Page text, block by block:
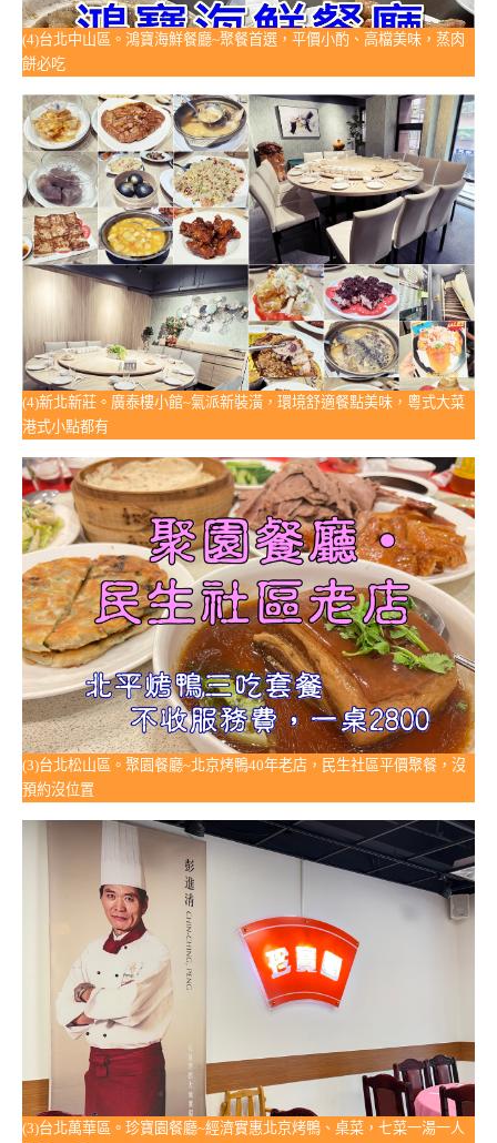
(4)台北中山區。鴻寶海鮮餐廳~聚餐首選，平價小酌、高檔美味，蒸肉
餅必吃
(4)新北新莊。廣泰樓小館~氣派新裝潢，環境舒適餐點美味，粵式大菜
港式小點都有
(3)台北松山區。聚園餐廳~北京烤鴨40年老店，民生社區平價聚餐，沒
預約沒位置
(3)台北萬華區。珍寶園餐廳~經濟實惠北京烤鴨、桌菜，七菜一湯一人